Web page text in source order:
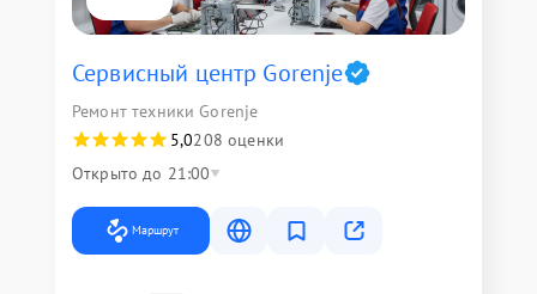
Сервисный центр Gorenje
Ремонт техники Gorenje
5,0208 оценки
Открыто до 21:00
Маршрут